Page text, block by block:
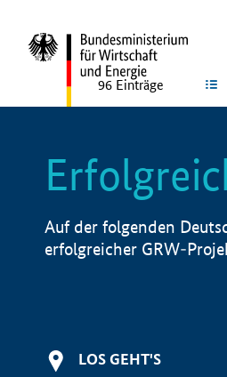
96 Einträge
Auf der folgenden
erfolgreicher GRW-
LOS GEHT'S